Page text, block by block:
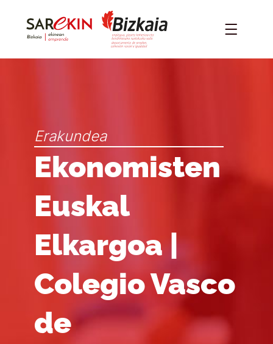
Erakundea
Ekonomisten
Euskal
Elkargoa |
Colegio Vasco
de